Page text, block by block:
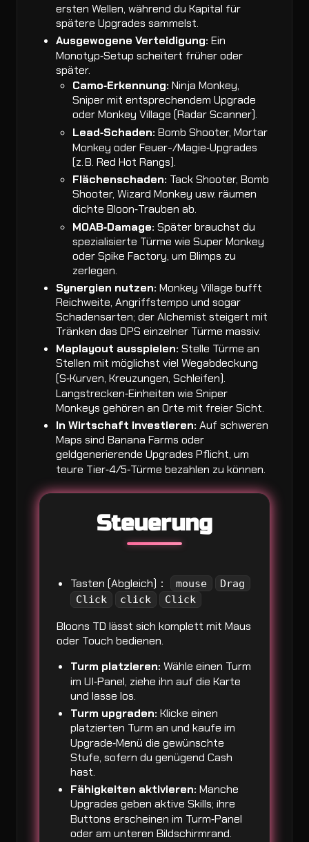
ersten Wellen, während du Kapital für
spätere Upgrades sammelst.
Ausgewogene Verteidigung: Ein
Monotyp‑Setup scheitert früher oder
später.
Camo‑Erkennung: Ninja Monkey,
Sniper mit entsprechendem Upgrade
oder Monkey Village (Radar Scanner).
Lead‑Schaden: Bomb Shooter, Mortar
Monkey oder Feuer-/Magie‑Upgrades
(z. B. Red Hot Rangs).
Flächenschaden: Tack Shooter, Bomb
Shooter, Wizard Monkey usw. räumen
dichte Bloon‑Trauben ab.
MOAB‑Damage: Später brauchst du
spezialisierte Türme wie Super Monkey
oder Spike Factory, um Blimps zu
zerlegen.
Synergien nutzen: Monkey Village bufft
Reichweite, Angriffstempo und sogar
Schadensarten; der Alchemist steigert mit
Tränken das DPS einzelner Türme massiv.
Maplayout ausspielen: Stelle Türme an
Stellen mit möglichst viel Wegabdeckung
(S‑Kurven, Kreuzungen, Schleifen).
Langstrecken‑Einheiten wie Sniper
Monkeys gehören an Orte mit freier Sicht.
In Wirtschaft investieren: Auf schweren
Maps sind Banana Farms oder
geldgenerierende Upgrades Pflicht, um
teure Tier‑4/5‑Türme bezahlen zu können.
Steuerung
Tasten (Abgleich)： mouse
Drag
Click
click Click
Bloons TD lässt sich komplett mit Maus
oder Touch bedienen.
Turm platzieren: Wähle einen Turm
im UI‑Panel, ziehe ihn auf die Karte
und lasse los.
Turm upgraden: Klicke einen
platzierten Turm an und kaufe im
Upgrade‑Menü die gewünschte
Stufe, sofern du genügend Cash
hast.
Fähigkeiten aktivieren: Manche
Upgrades geben aktive Skills; ihre
Buttons erscheinen im Turm‑Panel
oder am unteren Bildschirmrand.